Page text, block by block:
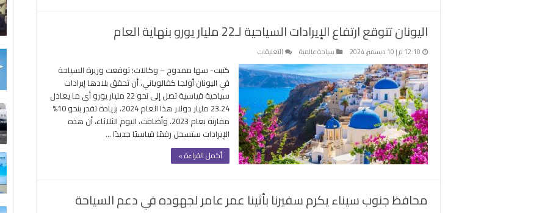
إيطاليا
مغلقة
اليونان تتوقع ارتفاع الإيرادات السياحية لـ22 مليار يورو بنهاية العام
12:10 م | 10 ديسمبر، 2024 سياحة عالمية التعليقات
اليونان
تتوقع
ارتفاع
السياحية
لـ22
مليار
يورو
بنهاية
كتبت- سها ممدوح – وكالات: توقعت وزيرة السياحة
في اليونان أولجا كفالوياني، أن تحقق بلادها إيرادات
سياحية قياسية تصل إلى نحو 22 مليار يورو أي ما يعادل
23.24 مليار دولار هذا العام 2024، بزيادة تقدر بنحو 10%
مقارنة بعام 2023. وأضافت، اليوم الثلاثاء، أن هذه
الإيرادات ستسجل رقمًا قياسيًا جديدًا …
أكمل القراءة »
محافظ جنوب سيناء يكرم سفيرنا بأثينا عمر عامر لجهوده في دعم السياحة